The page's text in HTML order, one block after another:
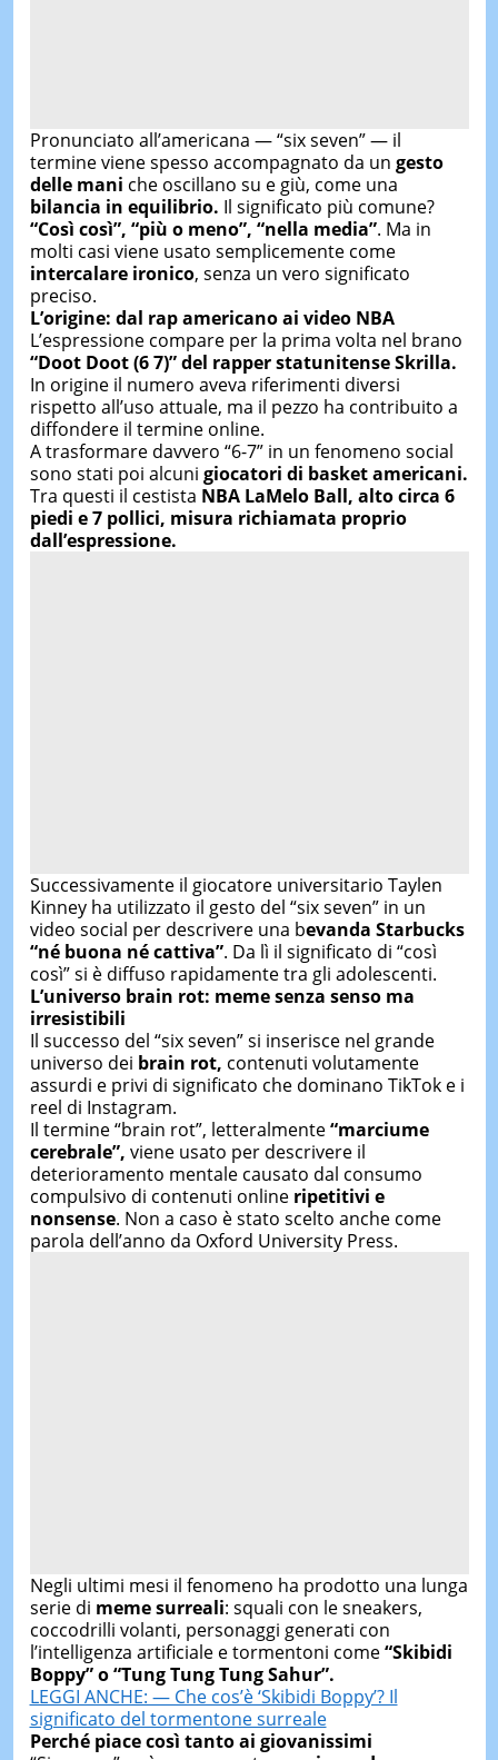
Pronunciato all’americana — “six seven” — il
termine viene spesso accompagnato da un gesto
delle mani che oscillano su e giù, come una
bilancia in equilibrio. Il significato più comune?
“Così così”, “più o meno”, “nella media”. Ma in
molti casi viene usato semplicemente come
intercalare ironico, senza un vero significato
preciso.
L’origine: dal rap americano ai video NBA
L’espressione compare per la prima volta nel brano
“Doot Doot (6 7)” del rapper statunitenseSkrilla.
In origine il numero aveva riferimenti diversi
rispetto all’uso attuale, ma il pezzo ha contribuito a
diffondere il termine online.
A trasformare davvero “6-7” in un fenomeno social
sono stati poi alcuni giocatori di basket americani.
Tra questi il cestista NBA LaMelo Ball, alto circa 6
piedi e 7 pollici, misura richiamata proprio
dall’espressione.
Successivamente il giocatore universitario Taylen
Kinneyha utilizzato il gesto del “six seven” in un
video social per descrivere una bevanda Starbucks
“né buona né cattiva”. Da lì il significato di “così
così” si è diffuso rapidamente tra gli adolescenti.
L’universo brain rot: meme senza senso ma
irresistibili
Il successo del “six seven” si inserisce nel grande
universo dei brain rot, contenuti volutamente
assurdi e privi di significato che dominano TikTok e i
reel di Instagram.
Il termine “brain rot”, letteralmente“marciume
cerebrale”, viene usato per descrivere il
deterioramento mentale causato dal consumo
compulsivo di contenuti onlineripetitivi e
nonsense. Non a caso è stato scelto anche come
parola dell’anno da Oxford University Press.
Negli ultimi mesi il fenomeno ha prodotto una lunga
serie di meme surreali: squali con le sneakers,
coccodrilli volanti, personaggi generati con
l’intelligenza artificiale e tormentoni come“Skibidi
Boppy” o “Tung Tung Tung Sahur”.
LEGGI ANCHE: — Che cos’è ‘Skibidi Boppy’? Il
significato del tormentone surreale
Perché piace così tanto ai giovanissimi